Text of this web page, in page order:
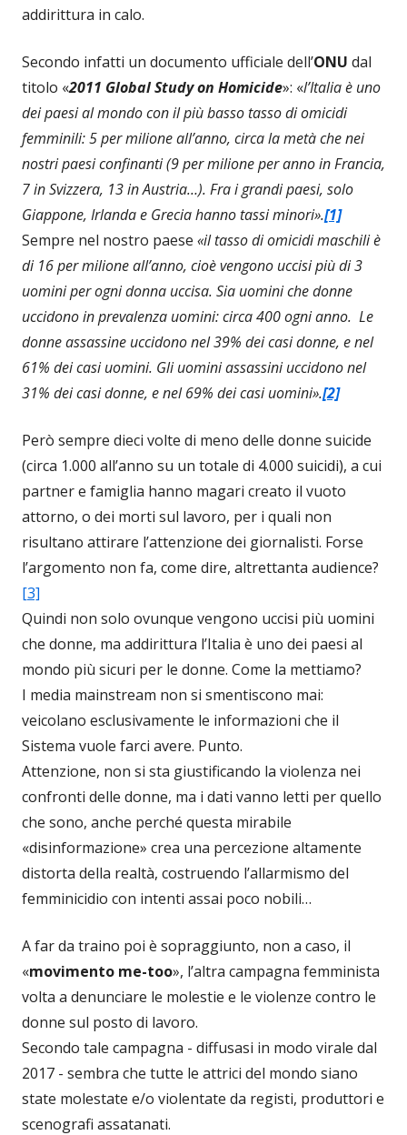
addirittura in calo.
Secondo infatti un documento ufficiale dell’ONU dal
titolo «2011 Global Study on Homicide»: «l’Italia è uno
dei paesi al mondo con il più basso tasso di omicidi
femminili: 5 per milione all’anno, circa la metà che nei
nostri paesi confinanti (9 per milione per anno in Francia,
7 in Svizzera, 13 in Austria…). Fra i grandi paesi, solo
Giappone, Irlanda e Grecia hanno tassi minori».[1]
Sempre nel nostro paese «il tasso di omicidi maschili è
di 16 per milione all’anno, cioè vengono uccisi più di 3
uomini per ogni donna uccisa. Sia uomini che donne
uccidono in prevalenza uomini: circa 400 ogni anno. Le
donne assassine uccidono nel 39% dei casi donne, e nel
61% dei casi uomini. Gli uomini assassini uccidono nel
31% dei casi donne, e nel 69% dei casi uomini».[2]
Però sempre dieci volte di meno delle donne suicide
(circa 1.000 all’anno su un totale di 4.000 suicidi), a cui
partner e famiglia hanno magari creato il vuoto
attorno, o dei morti sul lavoro, per i quali non
risultano attirare l’attenzione dei giornalisti. Forse
l’argomento non fa, come dire, altrettanta audience?
[3]
Quindi non solo ovunque vengono uccisi più uomini
che donne, ma addirittura l’Italia è uno dei paesi al
mondo più sicuri per le donne. Come la mettiamo?
I media mainstream non si smentiscono mai:
veicolano esclusivamente le informazioni che il
Sistema vuole farci avere. Punto.
Attenzione, non si sta giustificando la violenza nei
confronti delle donne, ma i dati vanno letti per quello
che sono, anche perché questa mirabile
«disinformazione» crea una percezione altamente
distorta della realtà, costruendo l’allarmismo del
femminicidio con intenti assai poco nobili…
A far da traino poi è sopraggiunto, non a caso, il
«movimento me-too», l’altra campagna femminista
volta a denunciare le molestie e le violenze contro le
donne sul posto di lavoro.
Secondo tale campagna - diffusasi in modo virale dal
2017 - sembra che tutte le attrici del mondo siano
state molestate e/o violentate da registi, produttori e
scenografi assatanati.